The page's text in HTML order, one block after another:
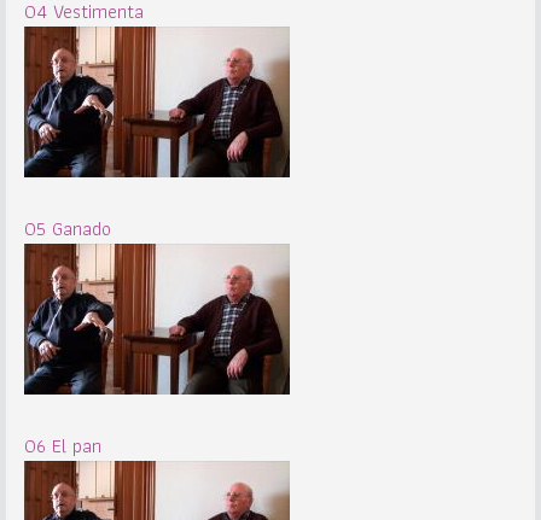
04 Vestimenta
05 Ganado
06 El pan